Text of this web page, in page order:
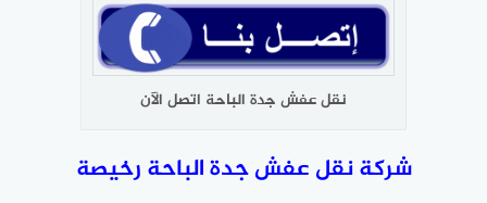
نقل عفش جدة الباحة اتصل الآن
شركة نقل عفش جدة الباحة رخيصة